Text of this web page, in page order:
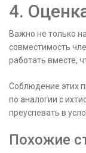
4.
Важно не только
совместимость
работать вместе,
Соблюдение этих
по аналогии с
преуспевать в
Похожие